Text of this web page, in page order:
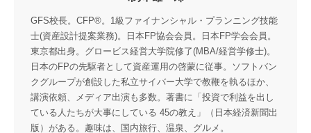
GFS校長。CFP®。1級ファイナンシャル・プランニング技能
士(資産設計提案業務)。日本FP協会会員。日本FP学会会員。
東京都出身。グロービス経営大学院修了(MBA/経営学修士)。
日本のFPの先駆者として資産運用の啓蒙に従事。ソフトバン
クグループが創設した私立サイバー大学で教鞭を執るほか、
講演依頼、メディア出演も多数。著書に「投資で利益を出し
ている人たちが大事にしている 45の教え」（日本経済新聞出
版）がある。趣味は、国内旅行、温泉、グルメ。